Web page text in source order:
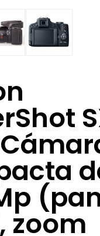
zoom